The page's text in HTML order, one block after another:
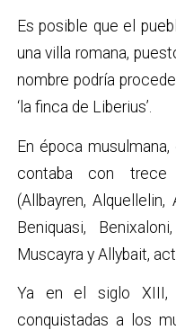
Es posible que el
una villa romana,
nombre podría
‘la finca de Liberius’.
En época
contaba con
(Allbayren, Alquellelin,
Beniquasi,
Muscayra y Allybait,
Ya en el siglo XIII,
conquistadas a los